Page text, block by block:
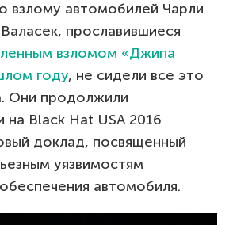
взлому автомобилей Чарли
прославившиеся
взломом «Джипа
году, не сидели все это
Они продолжили
на Black Hat USA 2016
доклад, посвященный
уязвимостям
автомобиля.